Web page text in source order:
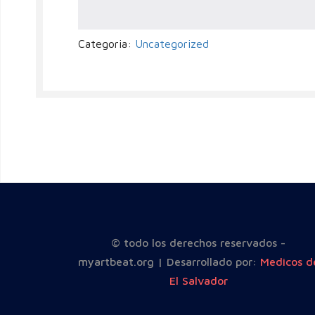
Categoria: Uncategorized
© todo los derechos reservados -
myartbeat.org | Desarrollado por: Medicos
El Salvador